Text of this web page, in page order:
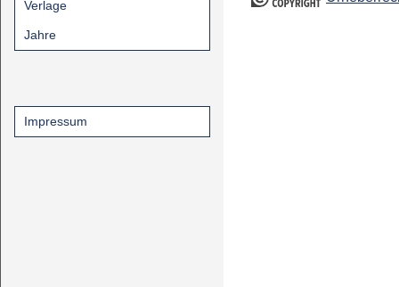
Verlage
Jahre
Impressum